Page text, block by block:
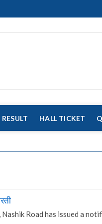
RESULT HALL TICKET
Road has issued a